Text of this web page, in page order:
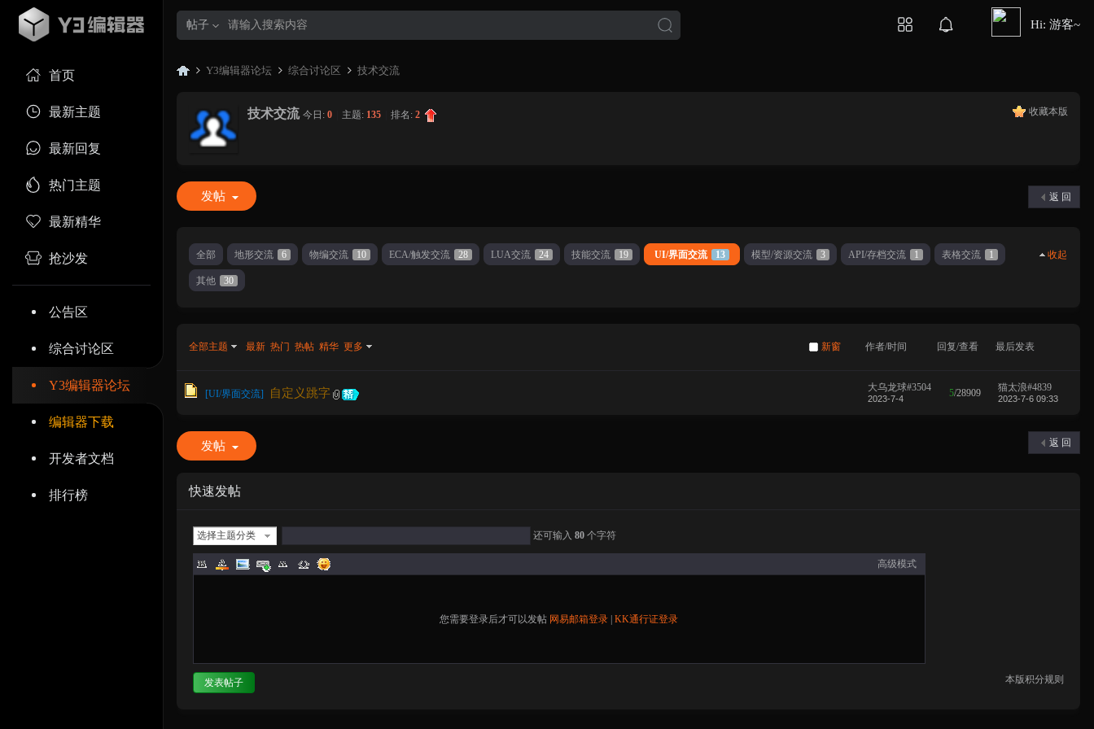
首页
最新主题
最新回复
热门主题
最新精华
抢沙发
公告区
综合讨论区
Y3编辑器论坛
编辑器下载
开发者文档
排行榜
帖子 Hi: 游客~
Y3»
Y3编辑器论坛 综合讨论区 技术交流
收藏本版
技术交流 今日:0 主题: 135 排名:2
返 回
发帖
收起
全部 地形交流 6 物编交流 10 ECA/触发交流 28 LUA交流 24 技能交流 19 UI/界面交流 13 模型/资源交流 3 API/存档交流 1 表格交流 1
其他 30
新窗
全部主题 最新 热门 热帖 精华 更多 作者/时间 回复/查看 最后发表
[UI/界面交流] 自定义跳字 大乌龙球#3504
2023-7-4 5/28909 猫太浪#4839
2023-7-6 09:33
返 回
发帖
快速发帖
选择主题分类 还可输入80 个字符
高级模式
您需要登录后才可以发帖 网易邮箱登录 |KK通行证登录
本版积分规则
发表帖子